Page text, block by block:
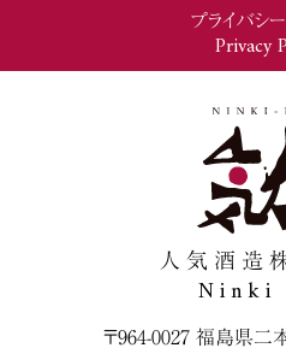
プライバシ
Privacy
人気酒造
Ninki
〒964-0027 福島県二